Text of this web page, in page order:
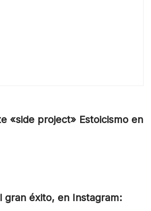
«side project» Estoicismo en
gran éxito, en Instagram: